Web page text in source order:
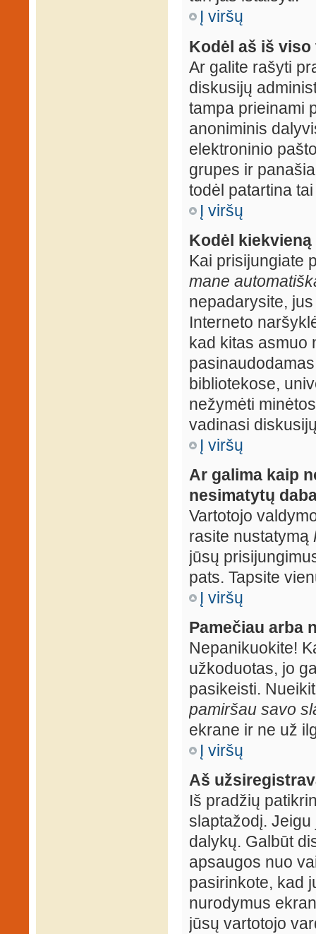
Į viršų
Kodėl aš iš
Ar galite rašyti
diskusijų
tampa prieinami
anoniminis
elektroninio
grupes ir
todėl patartina
Į viršų
Kodėl
Kai prisijungiate
mane
nepadarysite,
Interneto
kad kitas asmuo
bibliotekose,
nežymėti
vadinasi
Į viršų
Ar galima kaip
nesimatytų
Vartotojo
rasite nustatymą
jūsų
pats. Tapsite
Į viršų
Pamečiau arba
Nepanikuokite!
užkoduotas, jo
pasikeisti.
pamiršau savo
ekrane ir ne už
Į viršų
Aš
Iš pradžių
slaptažodį.
dalykų. Galbūt
apsaugos nuo
pasirinkote, kad
nurodymus
jūsų vartotojo